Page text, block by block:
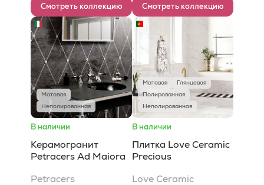
Смотреть коллекцию Смотреть коллекцию
Матовая
Неполированная
В наличии
Керамогранит
Petracers Ad Maiora
Petracers
Матовая
Глянцевая
Полированная
Неполированная
В наличии
Плитка Love Ceramic
Precious
Love Ceramic